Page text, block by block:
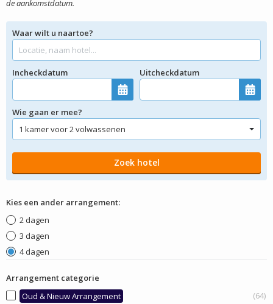
de aankomstdatum.
Waar wilt u naartoe?
Incheckdatum Uitcheckdatum
Wie gaan er mee?
Kies een ander arrangement:
2 dagen
3 dagen
4 dagen
Arrangement categorie
Oud & Nieuw Arrangement
(64)